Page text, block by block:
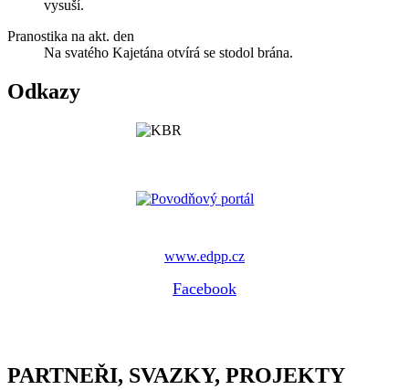
vysuší.
Pranostika na akt. den
Na svatého Kajetána otvírá se stodol brána.
Odkazy
www.edpp.cz
Facebook
PARTNEŘI, SVAZKY, PROJEKTY